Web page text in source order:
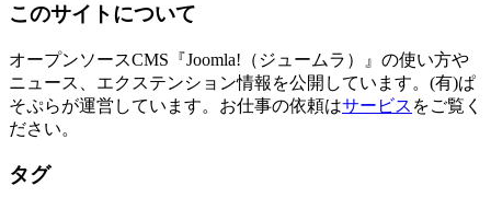
このサイトについて
オープンソースCMS『Joomla!（ジュームラ）』の使い方や
ニュース、エクステンション情報を公開しています。(有)ぱ
そぷらが運営しています。お仕事の依頼はサービス をご覧く
ださい。
タグ